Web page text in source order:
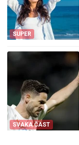
SUPER
SVAKA ČAST